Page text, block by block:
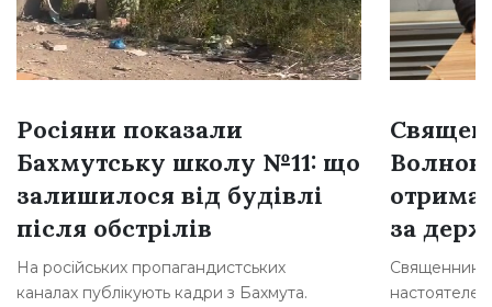
Росіяни показали
Бахмутську школу №11: що
залишилося від будівлі
після обстрілів
На російських пропагандистських
каналах публікують кадри з Бахмута.
за
Священника